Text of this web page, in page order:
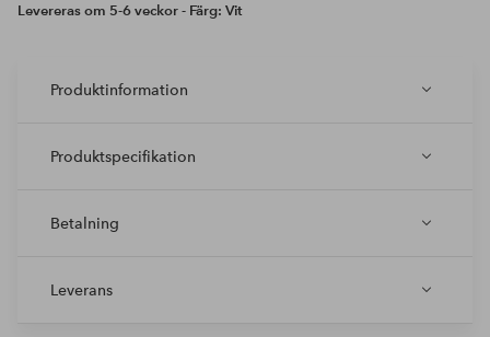
Levereras om 5-6 veckor - Färg: Vit
Produktinformation
Produktspecifikation
Betalning
Leverans